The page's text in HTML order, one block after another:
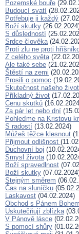
Pozemské bouře
Budoucí svatí
Potřebuje ji každý
Boží skutky
S důsledností
Srdce člověka
Proti zlu ne proti
Z celého světa
Ale také sebe
Štěstí na zemi
Prosili o pomoc
Skutečnost našeho
Příkladný život
Cenu skutků
Za pár let nebo dní
Pohleďme na Kristovu
S radostí (13.02.2024)
Můžeš těžce klesnout
Přijmout odlišnost
Duchovní boj
Smysl života
Boží spravedlnost
Boží skutky
Stejným směrem
Čas na sluníčku
Laskavost (04.02.2024)
Obchod s Pánem
Uskutečňují zblízka
V Pánově lásce
S pomocí shůry